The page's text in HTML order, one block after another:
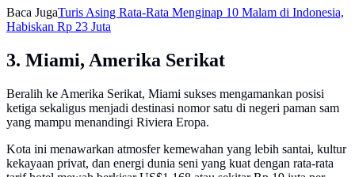
Baca JugaTuris Asing Rata-Rata Menginap 10 Malam di Indonesia,
Habiskan Rp 23 Juta
3. Miami, Amerika Serikat
Beralih ke Amerika Serikat, Miami sukses mengamankan posisi
ketiga sekaligus menjadi destinasi nomor satu di negeri paman sam
yang mampu menandingi Riviera Eropa.
Kota ini menawarkan atmosfer kemewahan yang lebih santai, kultur
kekayaan privat, dan energi dunia seni yang kuat dengan rata-rata